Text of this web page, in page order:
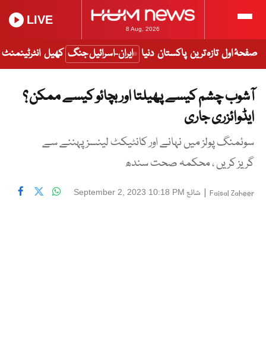
8 Aug, 2026
LIVE
صفحۂ اول تازہ ترین پاکستان دنیا ایران-اسرائیل جنگ کھیل انٹرٹینمنٹ
آشوب چشم کیسے پھیلتا اور بچائو کیسے ممکن ؟
ایڈوائزری جاری
سوئمنگ پولز میں نہانے اور کانٹیکٹ لینسز پہننے سے
گریز کریں ، محکمہ صحت سندھ
Faisal Zaheer
| شائع September 2, 2023 10:18 PM